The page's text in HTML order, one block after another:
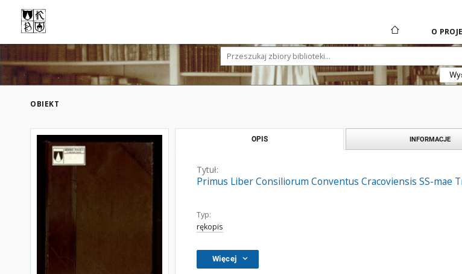
O
OBIEKT
OPIS INFORMACJE
Tytuł:
Primus Liber Consiliorum Conventus Cracoviensis SS-mae
Typ:
rękopis
Więcej